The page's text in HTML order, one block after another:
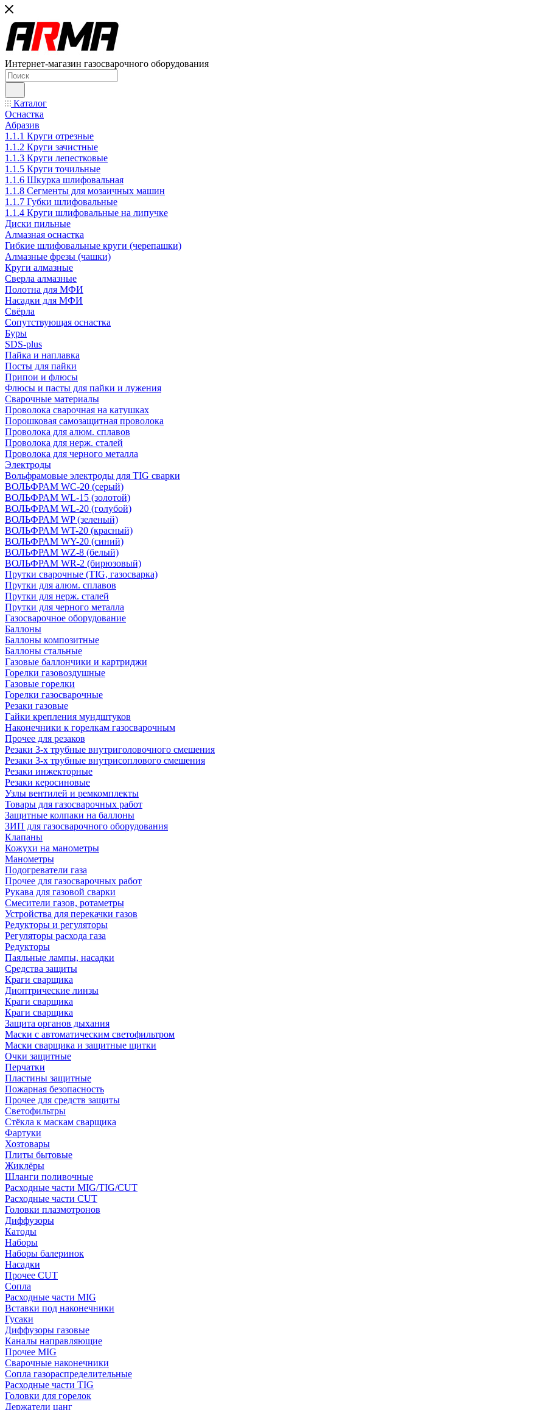
Интернет-магазин газосварочного оборудования
Каталог
Оснастка
Абразив
1.1.1 Круги отрезные
1.1.2 Круги зачистные
1.1.3 Круги лепестковые
1.1.5 Круги точильные
1.1.6 Шкурка шлифовальная
1.1.8 Сегменты для мозаичных машин
1.1.7 Губки шлифовальные
1.1.4 Круги шлифовальные на липучке
Диски пильные
Алмазная оснастка
Гибкие шлифовальные круги (черепашки)
Алмазные фрезы (чашки)
Круги алмазные
Сверла алмазные
Полотна для МФИ
Насадки для МФИ
Свёрла
Сопутствующая оснастка
Буры
SDS-plus
Пайка и наплавка
Посты для пайки
Припои и флюсы
Флюсы и пасты для пайки и лужения
Сварочные материалы
Проволока сварочная на катушках
Порошковая самозащитная проволока
Проволока для алюм. сплавов
Проволока для нерж. сталей
Проволока для черного металла
Электроды
Вольфрамовые электроды для TIG сварки
ВОЛЬФРАМ WC-20 (серый)
ВОЛЬФРАМ WL-15 (золотой)
ВОЛЬФРАМ WL-20 (голубой)
ВОЛЬФРАМ WP (зеленый)
ВОЛЬФРАМ WT-20 (красный)
ВОЛЬФРАМ WY-20 (синий)
ВОЛЬФРАМ WZ-8 (белый)
ВОЛЬФРАМ WR-2 (бирюзовый)
Прутки сварочные (TIG, газосварка)
Прутки для алюм. сплавов
Прутки для нерж. сталей
Прутки для черного металла
Газосварочное оборудование
Баллоны
Баллоны композитные
Баллоны стальные
Газовые баллончики и картриджи
Горелки газовоздушные
Газовые горелки
Горелки газосварочные
Резаки газовые
Гайки крепления мундштуков
Наконечники к горелкам газосварочным
Прочее для резаков
Резаки 3-х трубные внутриголовочного смешения
Резаки 3-х трубные внутрисоплового смешения
Резаки инжекторные
Резаки керосиновые
Узлы вентилей и ремкомплекты
Товары для газосварочных работ
Защитные колпаки на баллоны
ЗИП для газосварочного оборудования
Клапаны
Кожухи на манометры
Манометры
Подогреватели газа
Прочее для газосварочных работ
Рукава для газовой сварки
Смесители газов, ротаметры
Устройства для перекачки газов
Редукторы и регуляторы
Регуляторы расхода газа
Редукторы
Паяльные лампы, насадки
Средства защиты
Краги сварщика
Диоптрические линзы
Краги сварщика
Краги сварщика
Защита органов дыхания
Маски с автоматическим светофильтром
Маски сварщика и защитные щитки
Очки защитные
Перчатки
Пластины защитные
Пожарная безопасность
Прочее для средств защиты
Светофильтры
Стёкла к маскам сварщика
Фартуки
Хозтовары
Плиты бытовые
Жиклёры
Шланги поливочные
Расходные части MIG/TIG/CUT
Расходные части CUT
Головки плазмотронов
Диффузоры
Катоды
Наборы
Наборы балеринок
Насадки
Прочее CUT
Сопла
Расходные части MIG
Вставки под наконечники
Гусаки
Диффузоры газовые
Каналы направляющие
Прочее MIG
Сварочные наконечники
Сопла газораспределительные
Расходные части TIG
Головки для горелок
Держатели цанг